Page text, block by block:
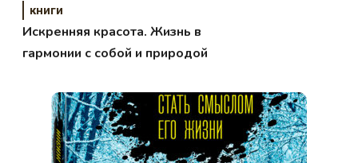
книги
Искренняя красота. Жизнь в
гармонии с собой и природой